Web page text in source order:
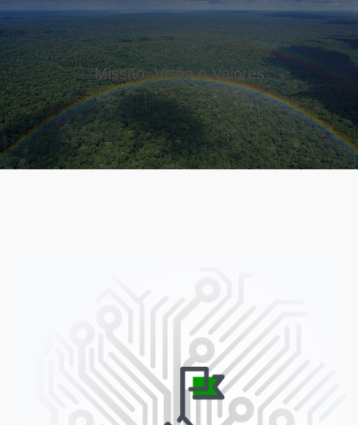
Missão, Visão e Valores